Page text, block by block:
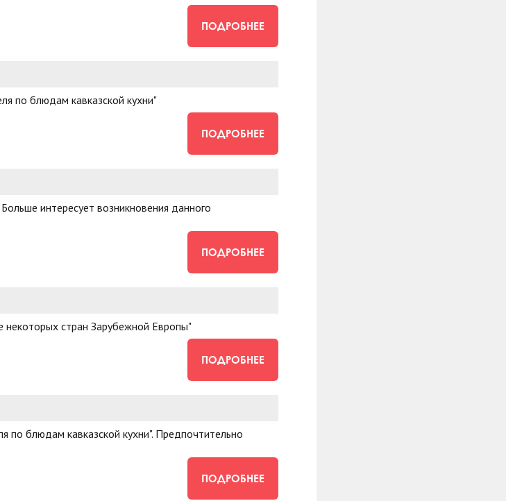
ПОДРОБНЕЕ
по блюдам кавказской кухни"
ПОДРОБНЕЕ
интересует возникновения данного
ПОДРОБНЕЕ
некоторых стран Зарубежной Европы"
ПОДРОБНЕЕ
по блюдам кавказской кухни". Предпочтительно
ПОДРОБНЕЕ